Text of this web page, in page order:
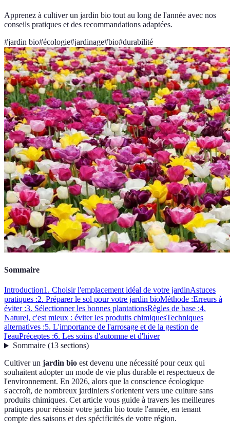
Apprenez à cultiver un jardin bio tout au long de l'année avec nos
conseils pratiques et des recommandations adaptées.
#jardin bio#écologie#jardinage#bio#durabilité
Sommaire
Introduction1. Choisir l'emplacement idéal de votre jardinAstuces
pratiques :2. Préparer le sol pour votre jardin bioMéthode :Erreurs à
éviter :3. Sélectionner les bonnes plantationsRègles de base :4.
Naturel, c'est mieux : éviter les produits chimiquesTechniques
alternatives :5. L'importance de l'arrosage et de la gestion de
l'eauPréceptes :6. Les soins d'automne et d'hiver
Sommaire(13 sections)
Cultiver un jardin bio est devenu une nécessité pour ceux qui
souhaitent adopter un mode de vie plus durable et respectueux de
l'environnement. En 2026, alors que la conscience écologique
s'accroît, de nombreux jardiniers s'orientent vers une culture sans
produits chimiques. Cet article vous guide à travers les meilleures
pratiques pour réussir votre jardin bio toute l'année, en tenant
compte des saisons et des spécificités de votre région.